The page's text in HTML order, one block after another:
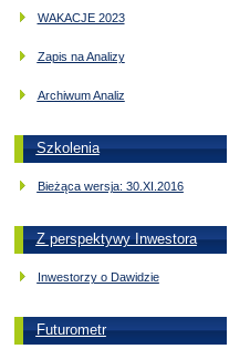
WAKACJE 2023
Zapis na Analizy
Archiwum Analiz
Szkolenia
Bieżąca wersja: 30.XI.2016
Z perspektywy Inwestora
Inwestorzy o Dawidzie
Futurometr